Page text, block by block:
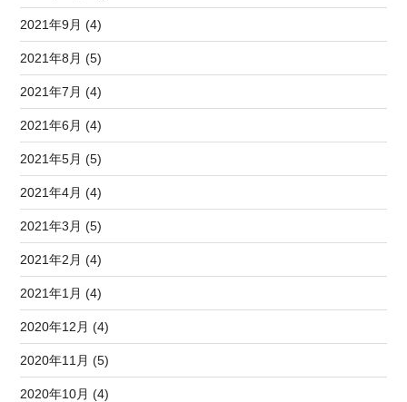
2021年9月 (4)
2021年8月 (5)
2021年7月 (4)
2021年6月 (4)
2021年5月 (5)
2021年4月 (4)
2021年3月 (5)
2021年2月 (4)
2021年1月 (4)
2020年12月 (4)
2020年11月 (5)
2020年10月 (4)